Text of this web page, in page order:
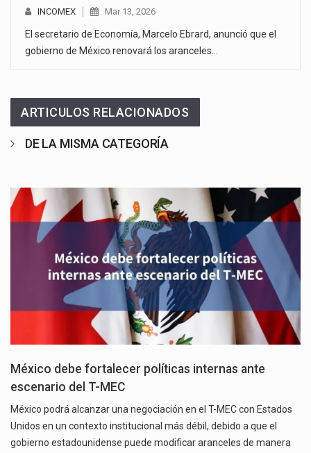
INCOMEX Mar 13, 2026
El secretario de Economía, Marcelo Ebrard, anunció que el
gobierno de México renovará los aranceles…
ARTICULOS RELACIONADOS
DE LA MISMA CATEGORÍA
México debe fortalecer políticas internas ante
escenario del T-MEC
México podrá alcanzar una negociación en el T-MEC con Estados
Unidos en un contexto institucional más débil, debido a que el
gobierno estadounidense puede modificar aranceles de manera